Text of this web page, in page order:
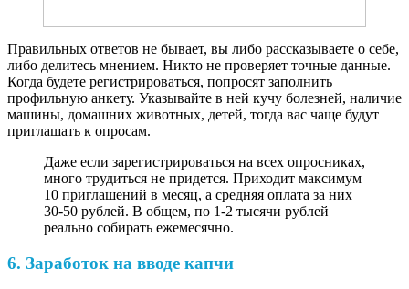
Правильных ответов не бывает, вы либо рассказываете о себе,
либо делитесь мнением. Никто не проверяет точные данные.
Когда будете регистрироваться, попросят заполнить
профильную анкету. Указывайте в ней кучу болезней, наличие
машины, домашних животных, детей, тогда вас чаще будут
приглашать к опросам.
Даже если зарегистрироваться на всех опросниках,
много трудиться не придется. Приходит максимум
10 приглашений в месяц, а средняя оплата за них
30-50 рублей. В общем, по 1-2 тысячи рублей
реально собирать ежемесячно.
6. Заработок на вводе капчи